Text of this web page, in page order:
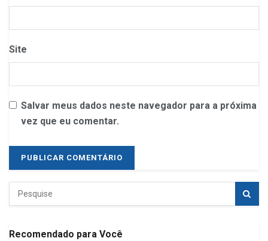
Site
Salvar meus dados neste navegador para a próxima
vez que eu comentar.
Recomendado para Você